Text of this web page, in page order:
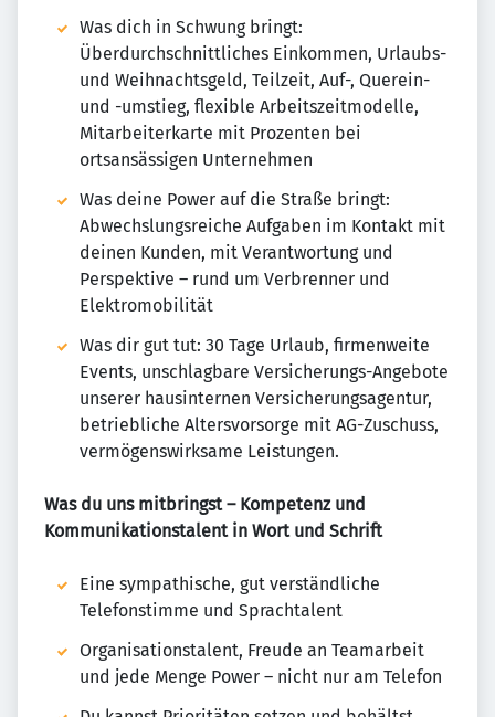
Was dich in Schwung bringt:
Überdurchschnittliches Einkommen, Urlaubs-
und Weihnachtsgeld, Teilzeit, Auf-, Querein-
und -umstieg, flexible Arbeitszeitmodelle,
Mitarbeiterkarte mit Prozenten bei
ortsansässigen Unternehmen
Was deine Power auf die Straße bringt:
Abwechslungsreiche Aufgaben im Kontakt mit
deinen Kunden, mit Verantwortung und
Perspektive – rund um Verbrenner und
Elektromobilität
Was dir gut tut: 30 Tage Urlaub, firmenweite
Events, unschlagbare Versicherungs-Angebote
unserer hausinternen Versicherungsagentur,
betriebliche Altersvorsorge mit AG-Zuschuss,
vermögenswirksame Leistungen.
Was du uns mitbringst – Kompetenz und
Kommunikationstalent in Wort und Schrift
Eine sympathische, gut verständliche
Telefonstimme und Sprachtalent
Organisationstalent, Freude an Teamarbeit
und jede Menge Power – nicht nur am Telefon